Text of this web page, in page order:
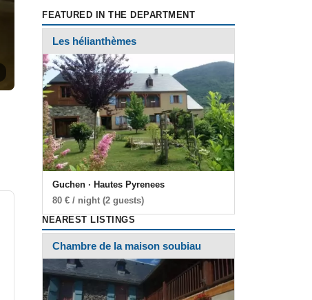
FEATURED IN THE DEPARTMENT
Les hélianthèmes
Guchen · Hautes Pyrenees
80 € / night (2 guests)
NEAREST LISTINGS
Chambre de la maison soubiau